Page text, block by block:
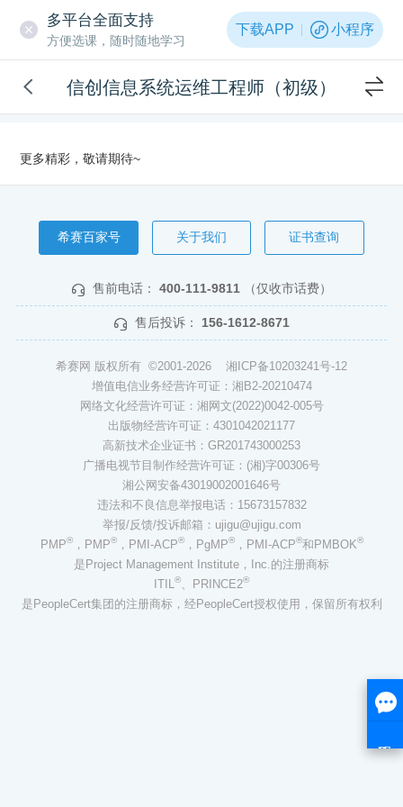
多平台全面支持
方便选课，随时随地学习
下载APP 小程序
信创信息系统运维工程师（初级）
更多精彩，敬请期待~
希赛百家号 关于我们 证书查询
售前电话： 400-111-9811 （仅收市话费）
售后投诉： 156-1612-8671
希赛网 版权所有 ©2001-2026 湘ICP备10203241号-12
增值电信业务经营许可证：湘B2-20210474
网络文化经营许可证：湘网文(2022)0042-005号
出版物经营许可证：4301042021177
高新技术企业证书：GR201743000253
广播电视节目制作经营许可证：(湘)字00306号
湘公网安备43019002001646号
违法和不良信息举报电话：15673157832
举报/反馈/投诉邮箱：ujigu@ujigu.com
PMP®，PMP®，PMI-ACP®，PgMP®，PMI-ACP®和PMBOK®
是Project Management Institute，Inc.的注册商标
ITIL®、PRINCE2®
是PeopleCert集团的注册商标，经PeopleCert授权使用，保留所有权利